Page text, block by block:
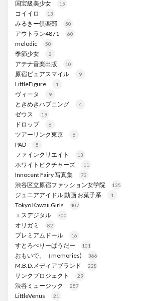
国宝級美少女 15
コイイロ 13
みるきー倶楽部 50
アウトラン4871 60
melodic 50
季節少女 2
アテナ音楽出版 10
原宿ピュアスマイル 9
LittleFigure 1
ヴィータ 9
ときめきハプニング 4
ゼウス 19
ドロップ 6
ツアーリンク東京 6
PAD 5
ファインクリエイト 13
ホワイトピクチャーズ 11
Innocent Fairy 写真集 73
渋谷区立原宿ファッション女学院 135
ジュニアアイドル 動画 お菓子系 1
Tokyo Kawaii Girls 407
エスデジタル 700
オリガミ 82
プレミアムドール 16
すとろべりーぱうだー 101
おもいで。（memories) 366
M.B.D.メディアブランド 228
サンクプロジェクト 29
渋谷ミュージック 257
LittleVenus 21